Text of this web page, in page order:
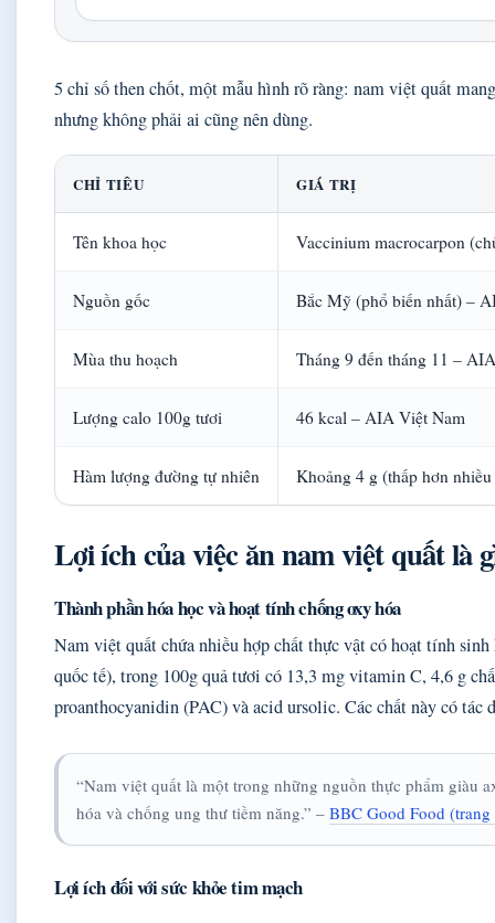
5 chỉ số then chốt, một mẫu hình rõ ràng: nam việt quất
nhưng không phải ai cũng nên dùng.
CHỈ TIÊU GIÁ TRỊ
Tên khoa học Vaccinium macrocarpon
Nguồn gốc Bắc Mỹ (phổ biến nhất) –
Mùa thu hoạch Tháng 9 đến tháng 11 –
Lượng calo 100g tươi 46 kcal – AIA Việt Nam
Hàm lượng đường tự nhiên Khoảng 4 g (thấp hơn
Lợi ích của việc ăn nam việt quất là
Thành phần hóa học và hoạt tính chống oxy hóa
Nam việt quất chứa nhiều hợp chất thực vật có hoạt tính
quốc tế), trong 100g quả tươi có 13,3 mg vitamin C, 4,6 g
proanthocyanidin (PAC) và acid ursolic. Các chất này có tác
“Nam việt quất là một trong những nguồn thực phẩm giàu
hóa và chống ung thư tiềm năng.” – BBC Good Food
Lợi ích đối với sức khỏe tim mạch